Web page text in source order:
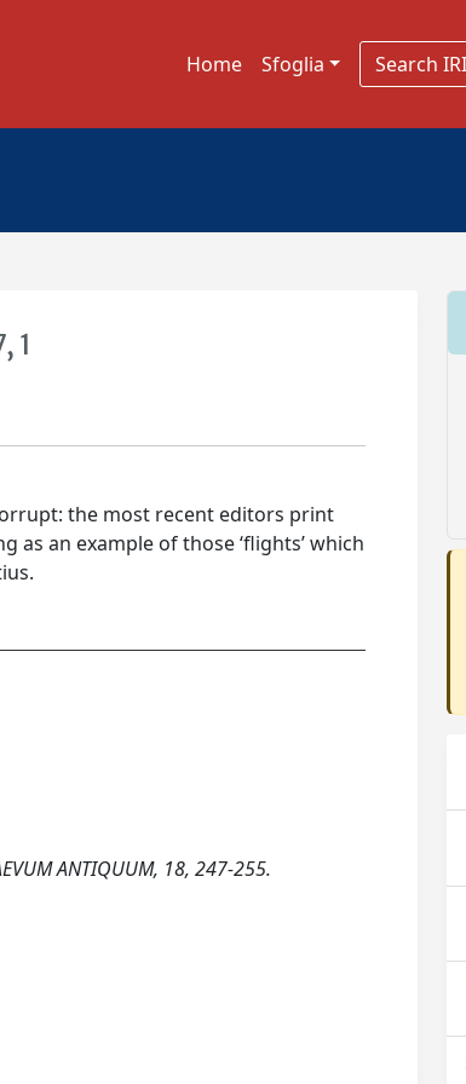
Home Sfoglia
1
the most recent editors print
an example of those ‘flights’ which
ANTIQUUM, 18, 247-255.